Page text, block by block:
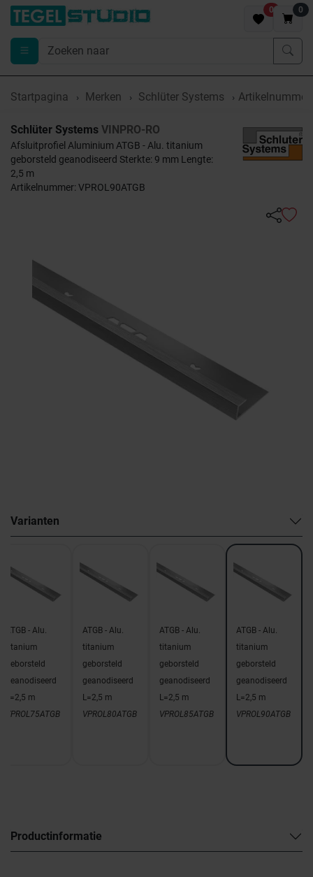
0 0
Startpagina Merken Schlüter Systems Artikelnummer
Schlüter Systems VINPRO-RO
Afsluitprofiel Aluminium ATGB - Alu. titanium
geborsteld geanodiseerd Sterkte: 9 mm Lengte:
2,5 m
Artikelnummer: VPROL90ATGB
Varianten
ATGB - Alu.
titanium
geborsteld
geanodiseerd
L=2,5 m
VPROL75ATGB
ATGB - Alu.
titanium
geborsteld
geanodiseerd
L=2,5 m
VPROL80ATGB
ATGB - Alu.
titanium
geborsteld
geanodiseerd
L=2,5 m
VPROL85ATGB
ATGB - Alu.
titanium
geborsteld
geanodiseerd
L=2,5 m
VPROL90ATGB
Productinformatie